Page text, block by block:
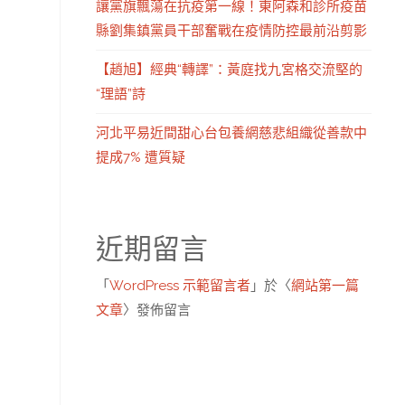
讓黨旗飄蕩在抗疫第一線！東阿森和診所疫苗
縣劉集鎮黨員干部奮戰在疫情防控最前沿剪影
【趙旭】經典“轉譯”：黃庭找九宮格交流堅的
“理語”詩
河北平易近間甜心台包養網慈悲組織從善款中
提成7% 遭質疑
近期留言
「 WordPress 示範留言者 」於〈網站第一篇
文章〉發佈留言